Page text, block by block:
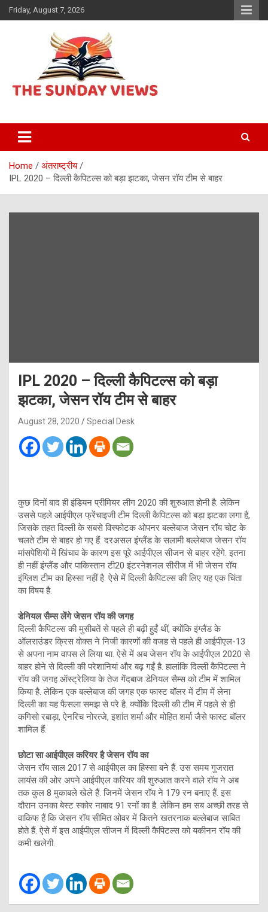
Skip
to
Friday, August 7, 2026
The Sunday views
Home
अंतराष्ट्रीय
IPL 2020 – दिल्ली कैपिटल्स को बड़ा झटका, जेसन रॉय टीम से बाहर
IPL 2020 – दिल्ली कैपिटल्स को बड़ा
झटका, जेसन रॉय टीम से बाहर
August 28, 2020 Special Desk
कुछ दिनों बाद ही इंडियन प्रीमियर लीग 2020 की शुरुआत होनी है. लेकिन
उससे पहले आईपीएल फ्रेंचाइजी टीम दिल्ली कैपिटल्स को बड़ा झटका लगा है,
जिसके तहत दिल्ली के सबसे विस्फोटक ओपनर बल्लेबाज जेसन रॉय चोट के
चलते टीम से बाहर हो गए हैं. दरअसल इंग्लैंड के सलामी बल्लेबाज जेसन रॉय
मांसपेशियों में खिंचाव के कारण इस पूरे आईपीएल सीजन से बाहर रहेंगे. इतना
ही नहीं इंग्लैंड और पाकिस्तान टी20 इंटरनेशनल सीरीज में भी जेसन रॉय
इंग्लिश टीम का हिस्सा नहीं है. ऐसे में दिल्ली कैपिटल्स की लिए यह एक चिंता
का विषय है.
डेनियल सैम्स लेंगे जेसन रॉय की जगह
दिल्ली कैपिटल्स की मुसीबतें से पहले ही बढ़ी हुईं थीं, क्योंकि इंग्लैंड के
ऑलराउंडर क्रिस वोक्स ने निजी कारणों की वजह से पहले ही आईपीएल-13
से अपना नाम वापस ले लिया था. ऐसे में अब जेसन रॉय के आईपीएल 2020 से
बाहर होने से दिल्ली की परेशानियां और बढ़ गईं है. हालांकि दिल्ली कैपिटल्स ने
रॉय की जगह ऑस्ट्रेलिया के तेज गेंदबाज डेनियल सैम्स को टीम में शामिल
किया है. लेकिन एक बल्लेबाज की जगह एक फास्ट बॉलर में टीम में लेना
दिल्ली का यह फैसला समझ से परे है. क्योंकि दिल्ली की टीम में पहले से ही
कगिसो रबाड़ा, ऐनरिच नोरत्जे, इशांत शर्मा और मोहित शर्मा जैसे फास्ट बॉलर
शामिल हैं.
छोटा सा आईपीएल करियर है जेसन रॉय का
जेसन रॉय साल 2017 से आईपीएल का हिस्सा बने हैं. उस समय गुजरात
लायंस की ओर अपने आईपीएल करियर की शुरुआत करने वाले रॉय ने अब
तक कुल 8 मुकाबले खेले हैं. जिनमें जेसन रॉय ने 179 रन बनाए हैं. इस
दौरान उनका बेस्ट स्कोर नाबाद 91 रनों का है. लेकिन हम सब अच्छी तरह से
वाकिफ हैं कि जेसन रॉय सीमित ओवर में कितने खतरनाक बल्लेबाज साबित
होते हैं. ऐसे में इस आईपीएल सीजन में दिल्ली कैपिटल्स को यकीनन रॉय की
कमी खलेगी.